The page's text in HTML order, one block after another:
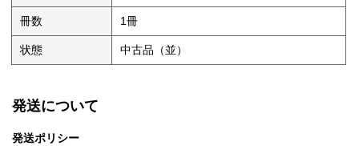
冊数 1冊
状態 中古品（並）
発送について
発送ポリシー